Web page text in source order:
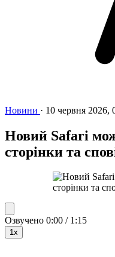
Новини · 10 червня 2026,
Новий Safari
сторінки та
Озвучено 0:00 / 1:15
1x